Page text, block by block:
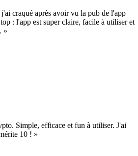
craqué après avoir vu la pub de l'app
: l'app est super claire, facile à utiliser et
»
Simple, efficace et fun à utiliser. J'ai
10 ! »